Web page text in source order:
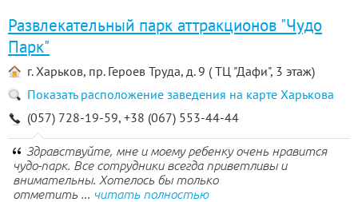
Развлекательный парк аттракционов "Чудо
Парк"
г. Харьков, пр. Героев Труда, д. 9 ( ТЦ "Дафи", 3 этаж)
Показать расположение заведения на карте Харькова
(057) 728-19-59, +38 (067) 553-44-44
Здравствуйте, мне и моему ребенку очень нравится
чудо-парк. Все сотрудники всегда приветливы и
внимательны. Хотелось бы только
отметить ... читать полностью